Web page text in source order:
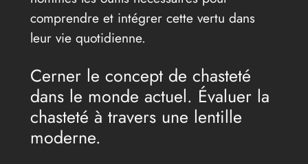
comprendre et intégrer cette vertu dans
leur vie quotidienne.
Cerner le concept de chasteté
dans le monde actuel. Évaluer la
chasteté à travers une lentille
moderne.